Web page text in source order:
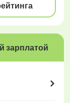
зарплатой